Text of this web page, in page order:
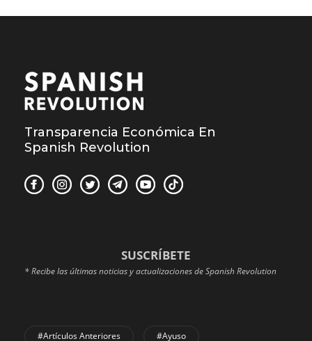
Transparencia Económica En
Spanish Revolution
SUSCRÍBETE
* Recibe las últimas noticias y actualizaciones de Spanish Revolution
#Artículos Anteriores #Ayuso